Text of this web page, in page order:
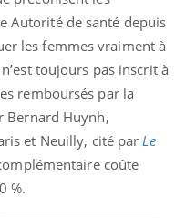
Autorité de santé depuis
les femmes vraiment à
toujours pas inscrit à
remboursés par la
Bernard Huynh,
et Neuilly, cité par Le
coûte
%.